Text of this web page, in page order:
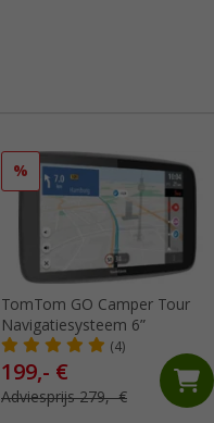
%
TomTom GO Camper Tour
Navigatiesysteem 6”
(4)
199,- €
Adviesprijs 279,- €